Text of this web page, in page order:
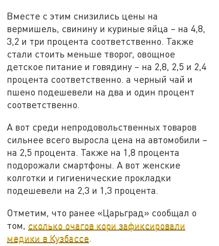
Вместе с этим снизились цены на
вермишель, свинину и куриные яйца – на 4,8,
3,2 и три процента соответственно. Также
стали стоить меньше творог, овощное
детское питание и говядину – на 2,8, 2,5 и 2,4
процента соответственно. а черный чай и
пшено подешевели на два и один процент
соответственно.
А вот среди непродовольственных товаров
сильнее всего выросла цена на автомобили –
на 2,5 процента. Также на 1,8 процента
подорожали смартфоны. А вот женские
колготки и гигиенические прокладки
подешевели на 2,3 и 1,3 процента.
Отметим, что ранее «Царьград» сообщал о
том, сколько очагов кори зафиксировали
медики в Кузбассе